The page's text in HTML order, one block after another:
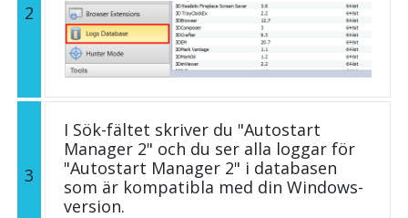
2
3
I Sök-fältet skriver du "Autostart
Manager 2" och du ser alla loggar för
"Autostart Manager 2" i databasen
som är kompatibla med din Windows-
version.